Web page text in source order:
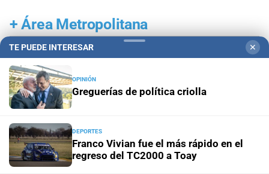
+ Área Metropolitana
TE PUEDE INTERESAR ✕
OPINIÓN
Greguerías de política criolla
DEPORTES
Franco Vivian fue el más rápido en el
regreso del TC2000 a Toay